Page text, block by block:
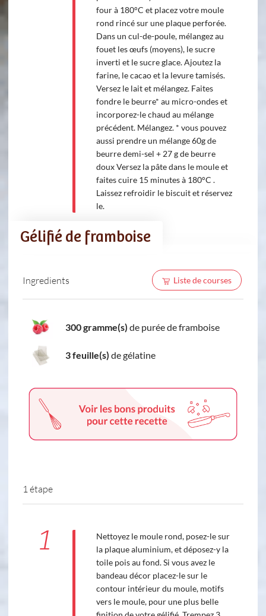
four à 180°C et placez votre moule
rond rincé sur une plaque perforée.
Dans un cul-de-poule, mélangez au
fouet les œufs (moyens), le sucre
inverti et le sucre glace. Ajoutez la
farine, le cacao et la levure tamisés.
Versez le lait et mélangez. Faites
fondre le beurre* au micro-ondes et
incorporez-le chaud au mélange
précédent. Mélangez. * vous pouvez
aussi prendre un mélange 60g de
beurre demi-sel + 27 g de beurre
doux Versez la pâte dans le moule et
faites cuire 15 minutes à 180°C .
Laissez refroidir le biscuit et réservez
le.
Gélifié de framboise
Ingredients Liste de courses
300 gramme(s) de purée de framboise
3 feuille(s) de gélatine
1 étape
1
Nettoyez le moule rond, posez-le sur
la plaque aluminium, et déposez-y la
toile pois au fond. Si vous avez le
bandeau décor placez-le sur le
contour intérieur du moule, motifs
vers le moule, pour une plus belle